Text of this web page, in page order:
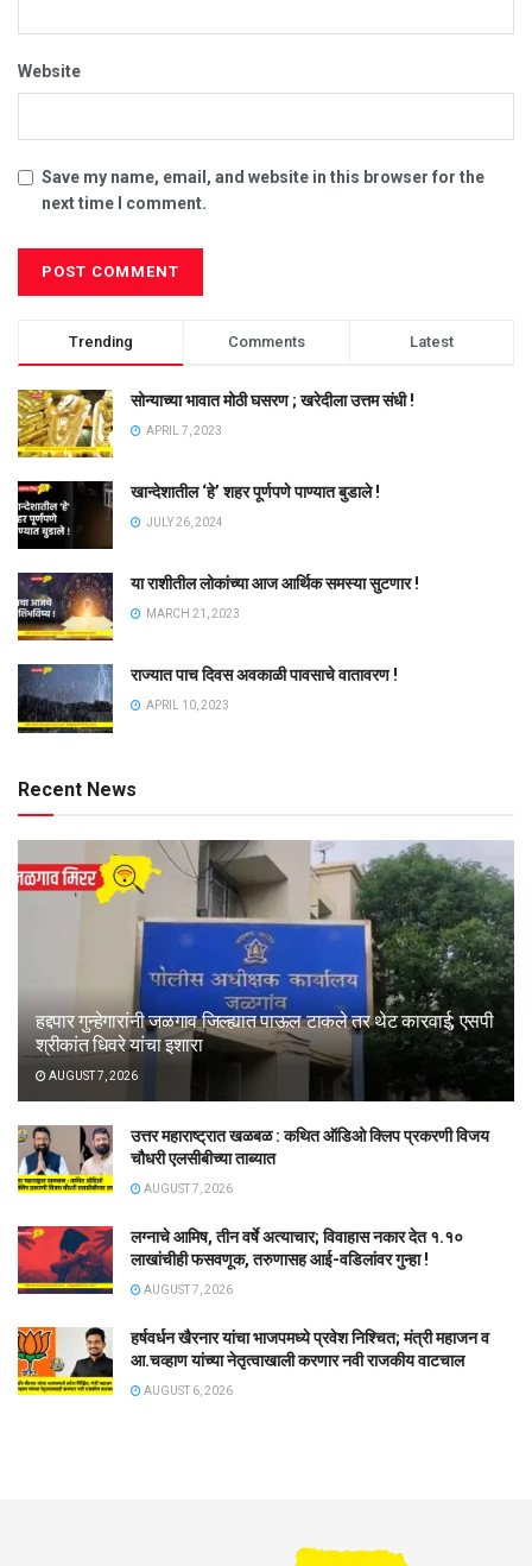
Website
Save my name, email, and website in this browser for the
next time I comment.
Trending Comments Latest
सोन्याच्या भावात मोठी घसरण ; खरेदीला उत्तम संधी !
APRIL 7, 2023
खान्देशातील ‘हे’ शहर पूर्णपणे पाण्यात बुडाले !
JULY 26, 2024
या राशीतील लोकांच्या आज आर्थिक समस्या सुटणार !
MARCH 21, 2023
राज्यात पाच दिवस अवकाळी पावसाचे वातावरण !
APRIL 10, 2023
Recent News
हद्दपार गुन्हेगारांनी जळगाव जिल्ह्यात पाऊल टाकले तर थेट कारवाई; एसपी
श्रीकांत धिवरे यांचा इशारा
AUGUST 7, 2026
उत्तर महाराष्ट्रात खळबळ : कथित ऑडिओ क्लिप प्रकरणी विजय
चौधरी एलसीबीच्या ताब्यात
AUGUST 7, 2026
लग्नाचे आमिष, तीन वर्षे अत्याचार; विवाहास नकार देत १.१०
लाखांचीही फसवणूक, तरुणासह आई-वडिलांवर गुन्हा !
AUGUST 7, 2026
हर्षवर्धन खैरनार यांचा भाजपमध्ये प्रवेश निश्चित; मंत्री महाजन व
आ.चव्हाण यांच्या नेतृत्वाखाली करणार नवी राजकीय वाटचाल
AUGUST 6, 2026